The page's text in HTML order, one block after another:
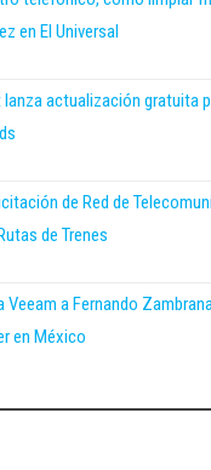
en El Universal
actualización gratuita
de Red de
de Trenes
Veeam a Fernando
en México